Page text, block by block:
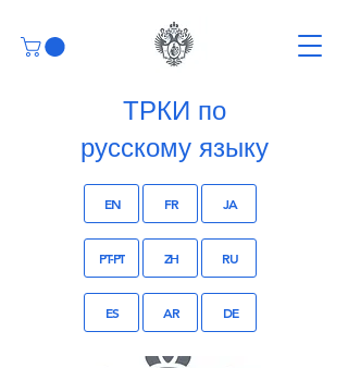
ТРКИ по
русскому языку
EN FR JA
PT-PT ZH RU
ES AR DE